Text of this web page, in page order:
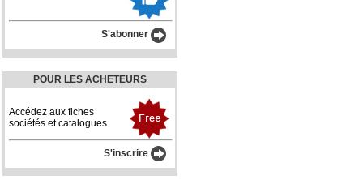
S'abonner
POUR LES ACHETEURS
Accédez aux fiches
sociétés et catalogues
S'inscrire